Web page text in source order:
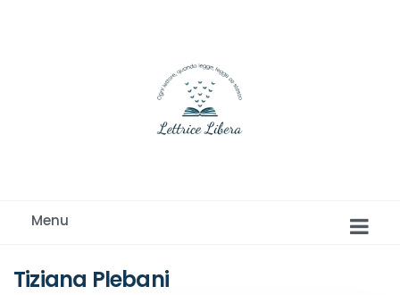
Menu
Tiziana Plebani